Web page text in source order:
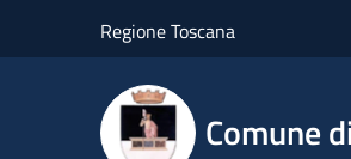
Regione Toscana
Comune